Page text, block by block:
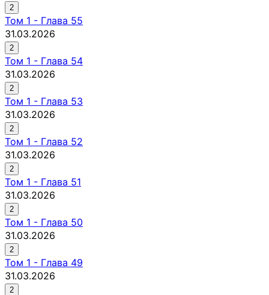
2
Том 1 - Глава 55
31.03.2026
2
Том 1 - Глава 54
31.03.2026
2
Том 1 - Глава 53
31.03.2026
2
Том 1 - Глава 52
31.03.2026
2
Том 1 - Глава 51
31.03.2026
2
Том 1 - Глава 50
31.03.2026
2
Том 1 - Глава 49
31.03.2026
2